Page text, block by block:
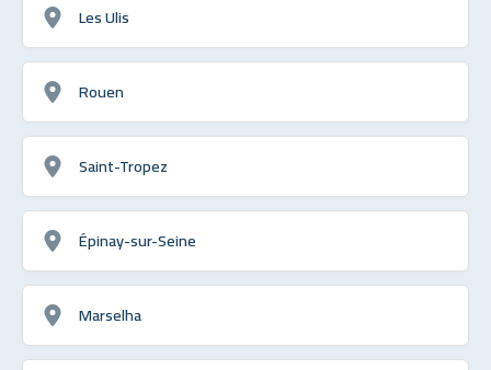
Les Ulis
Rouen
Saint-Tropez
Épinay-sur-Seine
Marselha